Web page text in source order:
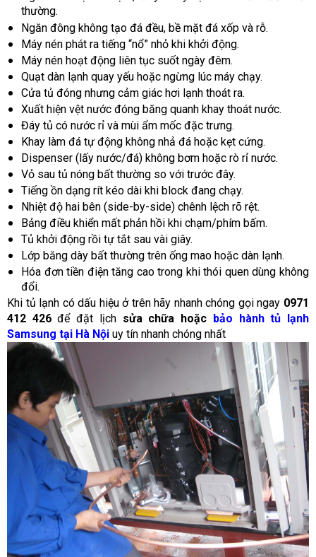
thường.
Ngăn đông không tạo đá đều, bề mặt đá xốp và rỗ.
Máy nén phát ra tiếng “nổ” nhỏ khi khởi động.
Máy nén hoạt động liên tục suốt ngày đêm.
Quạt dàn lạnh quay yếu hoặc ngừng lúc máy chạy.
Cửa tủ đóng nhưng cảm giác hơi lạnh thoát ra.
Xuất hiện vệt nước đóng băng quanh khay thoát nước.
Đáy tủ có nước rỉ và mùi ẩm mốc đặc trưng.
Khay làm đá tự động không nhả đá hoặc kẹt cứng.
Dispenser (lấy nước/đá) không bơm hoặc rò rỉ nước.
Vỏ sau tủ nóng bất thường so với trước đây.
Tiếng ồn dạng rít kéo dài khi block đang chạy.
Nhiệt độ hai bên (side-by-side) chênh lệch rõ rệt.
Bảng điều khiển mất phản hồi khi chạm/phím bấm.
Tủ khởi động rồi tự tắt sau vài giây.
Lớp băng dày bất thường trên ống mao hoặc dàn lạnh.
Hóa đơn tiền điện tăng cao trong khi thói quen dùng không
đổi.
Khi tủ lạnh có dấu hiệu ở trên hãy nhanh chóng gọi ngay 0971
412 426để đặt lịchsửa chữa hoặc
bảo hành tủ lạnh
Samsung tại Hà Nội uy tín nhanh chóng nhất